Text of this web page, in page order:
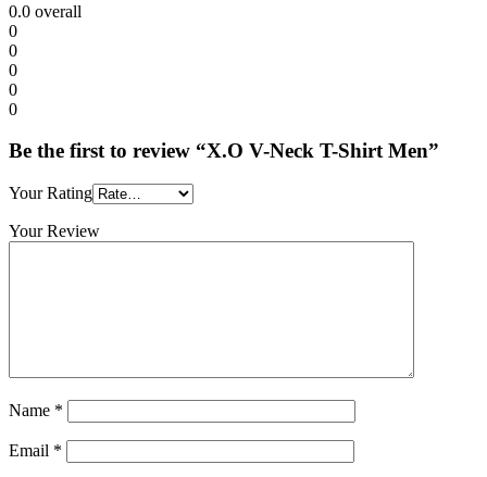
0.0 overall
0
0
0
0
0
Be the first to review “X.O V-Neck T-Shirt Men”
Your Rating
Your Review
Name *
Email *